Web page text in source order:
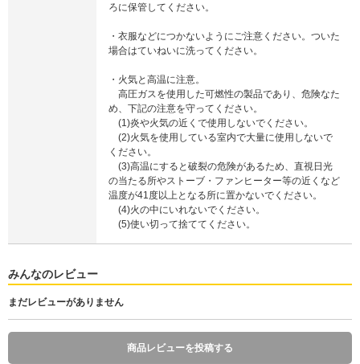
ろに保管してください。
・衣服などにつかないようにご注意ください。ついた
場合はていねいに洗ってください。
・火気と高温に注意。
高圧ガスを使用した可燃性の製品であり、危険なた
め、下記の注意を守ってください。
(1)炎や火気の近くで使用しないでください。
(2)火気を使用している室内で大量に使用しないで
ください。
(3)高温にすると破裂の危険があるため、直視日光
の当たる所やストーブ・ファンヒーター等の近くなど
温度が41度以上となる所に置かないでください。
(4)火の中にいれないでください。
(5)使い切って捨ててください。
みんなのレビュー
まだレビューがありません
商品レビューを投稿する